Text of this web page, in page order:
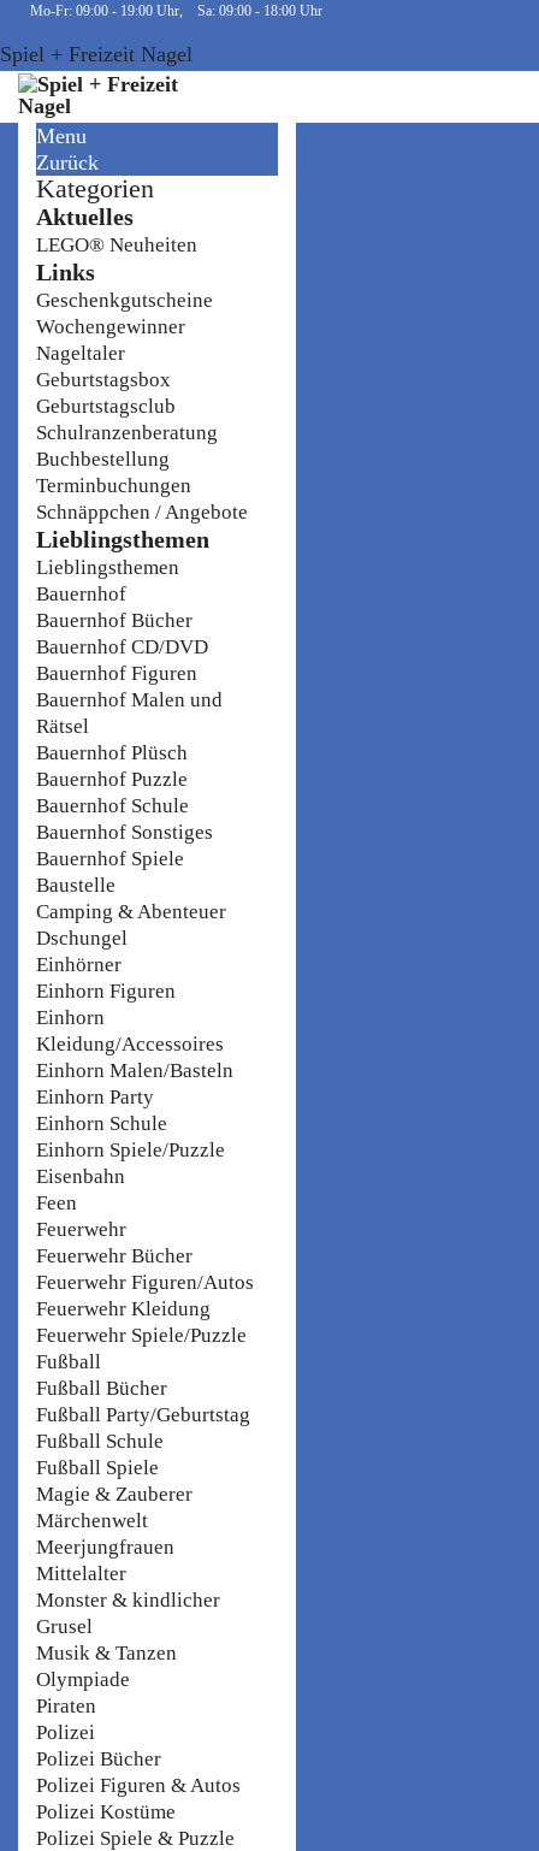
Spiel + Freizeit Nagel
Mo-Fr: 09:00 - 19:00 Uhr, Sa: 09:00 - 18:00 Uhr
Menu
Zurück
Kategorien
Aktuelles
LEGO® Neuheiten
Links
Geschenkgutscheine
Wochengewinner
Nageltaler
Geburtstagsbox
Geburtstagsclub
Schulranzenberatung
Buchbestellung
Terminbuchungen
Schnäppchen / Angebote
Lieblingsthemen
Lieblingsthemen
Bauernhof
Bauernhof Bücher
Bauernhof CD/DVD
Bauernhof Figuren
Bauernhof Malen und
Rätsel
Bauernhof Plüsch
Bauernhof Puzzle
Bauernhof Schule
Bauernhof Sonstiges
Bauernhof Spiele
Baustelle
Camping & Abenteuer
Dschungel
Einhörner
Einhorn Figuren
Einhorn
Kleidung/Accessoires
Einhorn Malen/Basteln
Einhorn Party
Einhorn Schule
Einhorn Spiele/Puzzle
Eisenbahn
Feen
Feuerwehr
Feuerwehr Bücher
Feuerwehr Figuren/Autos
Feuerwehr Kleidung
Feuerwehr Spiele/Puzzle
Fußball
Fußball Bücher
Fußball Party/Geburtstag
Fußball Schule
Fußball Spiele
Magie & Zauberer
Märchenwelt
Meerjungfrauen
Mittelalter
Monster & kindlicher
Grusel
Musik & Tanzen
Olympiade
Piraten
Polizei
Polizei Bücher
Polizei Figuren & Autos
Polizei Kostüme
Polizei Spiele & Puzzle